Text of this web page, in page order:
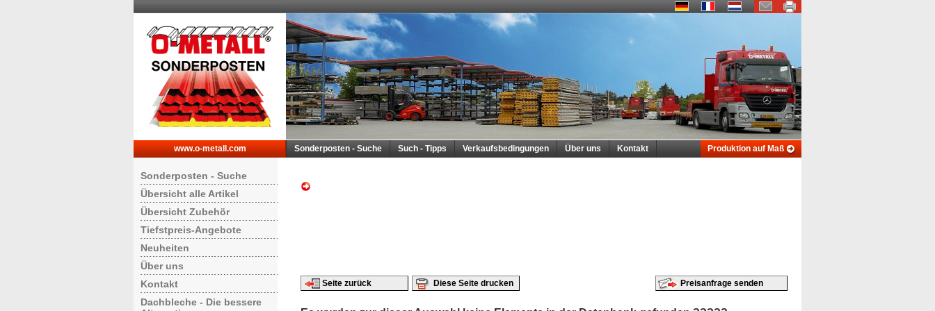
www.o-metall.com Sonderposten - Suche Such - Tipps Verkaufsbedingungen Über uns Kontakt Produktion auf Maß
Sonderposten - Suche
Übersicht alle Artikel
Übersicht Zubehör
Tiefstpreis-Angebote
Neuheiten
Über uns
Kontakt
Dachbleche - Die bessere
Seite zurück Diese Seite drucken Preisanfrage senden